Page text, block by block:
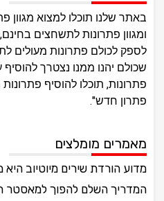
באתר שלנו תוכלו למצוא מגוון
ומגוון פתרונות לתשחצים
לספק לכולם פתרונות מעולים
שכולם יהנו ממנו נצטרך להוסיף
פתרונות, תוכלו להוסיף
פתרון חדש".
מאמרים מומלצים
מדוע הורדת שירים מיוטיוב
המדריך השלם להפוך למאסטר